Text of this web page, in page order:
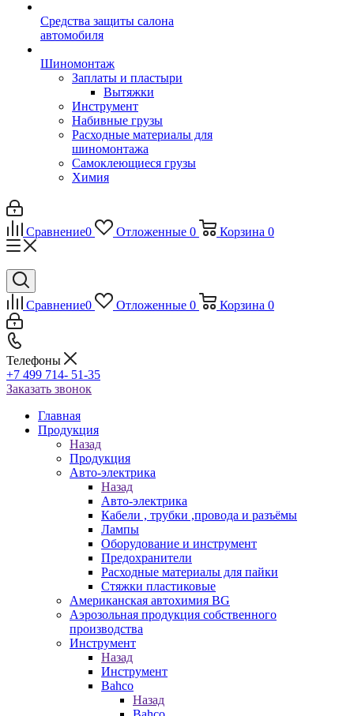
Средства защиты салона
автомобиля
Шиномонтаж
Заплаты и пластыри
Вытяжки
Инструмент
Набивные грузы
Расходные материалы для
шиномонтажа
Самоклеющиеся грузы
Химия
Сравнение0 Отложенные 0 Корзина 0
Сравнение0 Отложенные 0 Корзина 0
Телефоны
+7 499 714- 51-35
Заказать звонок
Главная
Продукция
Назад
Продукция
Авто-электрика
Назад
Авто-электрика
Кабели , трубки ,провода и разъёмы
Лампы
Оборудование и инструмент
Предохранители
Расходные материалы для пайки
Стяжки пластиковые
Американская автохимия BG
Аэрозольная продукция собственного
производства
Инструмент
Назад
Инструмент
Bahco
Назад